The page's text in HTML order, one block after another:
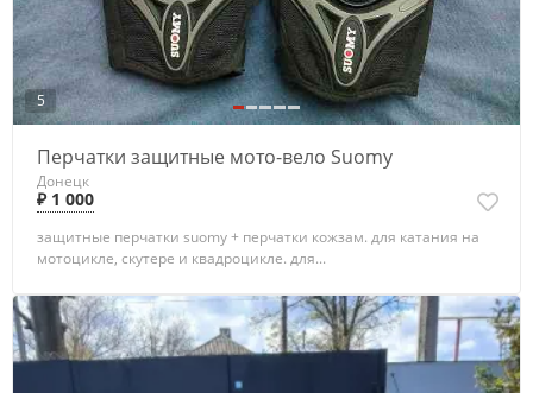
5
Перчатки защитные мото-вело Suomy
Донецк
₽ 1 000
защитные перчатки suomy + перчатки кожзам. для катания на
мотоцикле, скутере и квадроцикле. для...